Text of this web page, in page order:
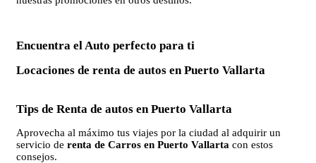
Encuentra el Auto perfecto para ti
Locaciones de renta de autos en Puerto Vallarta
Tips de Renta de autos en Puerto Vallarta
Aprovecha al máximo tus viajes por la ciudad al adquirir un
servicio de renta de Carros en Puerto Vallarta con estos
consejos.